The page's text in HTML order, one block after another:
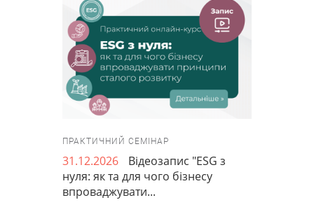
ПРАКТИЧНИЙ СЕМІНАР
31.12.2026
Відеозапис "ESG з
нуля: як та для чого бізнесу
впроваджувати...